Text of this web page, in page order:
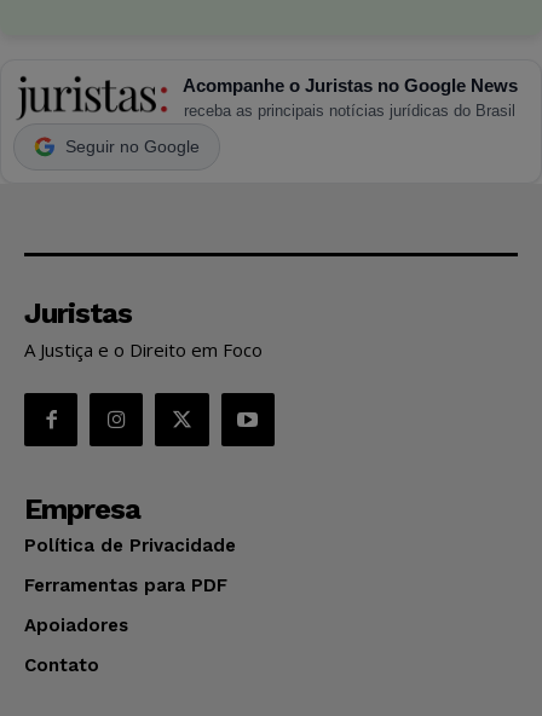
Acompanhe o Juristas no Google News
receba as principais notícias jurídicas do Brasil
Seguir no Google
Juristas
A Justiça e o Direito em Foco
Empresa
Política de Privacidade
Ferramentas para PDF
Apoiadores
Contato